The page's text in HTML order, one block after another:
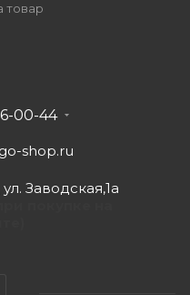
товар
00-44
shop.ru
Заводская,1а